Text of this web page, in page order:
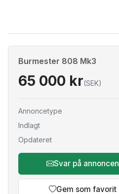
Burmester 808 Mk3
65 000 kr(SEK)
Annoncetype
Indlagt
Opdateret
Svar på annoncen
Gem som favorit